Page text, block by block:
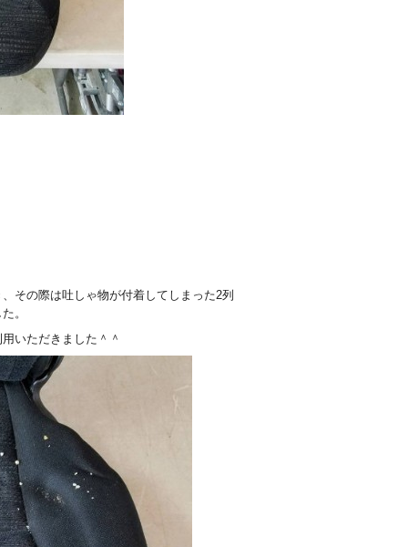
その際は吐しゃ物が付着してしまった2列
。
いただきました＾＾